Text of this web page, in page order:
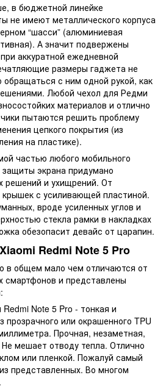
в бюджетной линейке
не имеют металлического корпуса
“шасси” (алюминиевая
А значит подвержены
аккуратной ежедневной
размеры гаджета не
с ним одной рукой, как
Любой чехол для Редми
материалов и отлично
пытаются решить проблему
цепкого покрытия (из
на пластике).
частью любого мобильного
экрана придумано
решений и ухищрений. От
с усиливающей пластиной.
вроде усиленных углов и
стекла рамки в накладках
обезопасит девайс от царапин.
Redmi Note 5 Pro
в общем мало чем отличаются от
смартфонов и представлены
Note 5 Pro - тонкая и
прозрачного или окрашенного TPU
Прочная, незаметная,
мешает отводу тепла. Отлично
или пленкой. Пожалуй самый
представленных. Во многом